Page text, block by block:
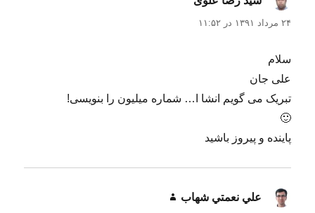
۲۴ مرداد ۱۳۹۱ در ۱۱:۵۲
سلام
علی جان
تبریک می گویم انشا ا… شماره میلیون را بنویسی!
🙂
پاینده و پیروز باشید
علي نعمتي شهاب